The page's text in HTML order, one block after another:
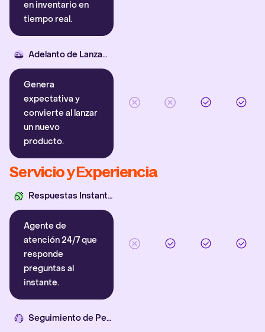
en inventario en
tiempo real.
Adelanto de Lanzamiento
Genera
expectativa y
convierte al lanzar
un nuevo
producto.
Servicio y Experiencia
Respuestas Instantáneas
Agente de
atención 24/7 que
responde
preguntas al
instante.
Seguimiento de Pedidos